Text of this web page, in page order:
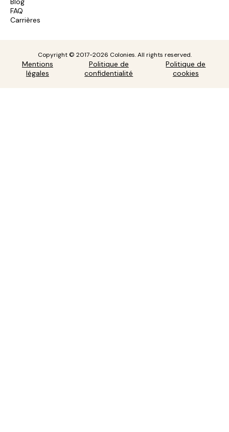
FAQ
Carrières
Copyright © 2017-2026 Colonies. All rights reserved.
Mentions
légales
Politique de
confidentialité
Politique de
cookies